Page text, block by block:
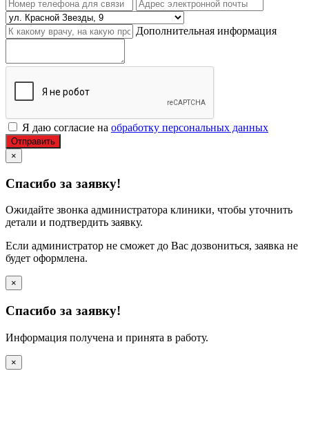
Дополнительная информация
Я даю согласие на обработку персональных данных
Отправить
×
Спасибо за заявку!
Ожидайте звонка администратора клиники, чтобы уточнить
детали и подтвердить заявку.
Если администратор не сможет до Вас дозвониться, заявка не
будет оформлена.
×
Спасибо за заявку!
Информация получена и принята в работу.
×